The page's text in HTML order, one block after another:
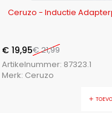
Ceruzo - Inductie
€21,99
€ 19,95
Artikelnummer: 87323.1
Merk: Ceruzo